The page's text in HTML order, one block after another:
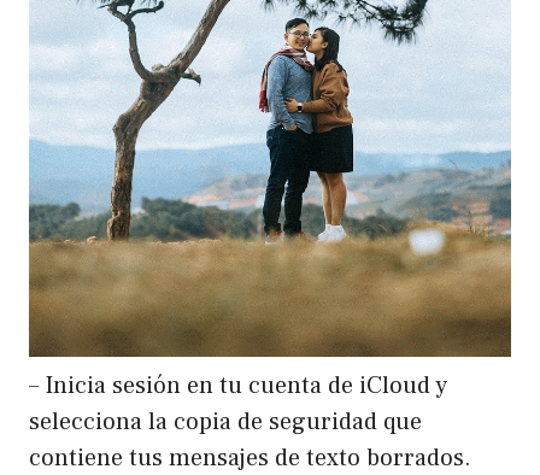
– Inicia sesión en tu cuenta de iCloud y
selecciona la copia de seguridad que
contiene tus mensajes de texto borrados.